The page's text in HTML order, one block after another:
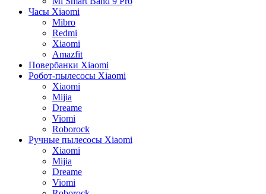
Часы Xiaomi
Mibro
Redmi
Xiaomi
Amazfit
Повербанки Xiaomi
Робот-пылесосы Xiaomi
Xiaomi
Mijia
Dreame
Viomi
Roborock
Ручные пылесосы Xiaomi
Xiaomi
Mijia
Dreame
Viomi